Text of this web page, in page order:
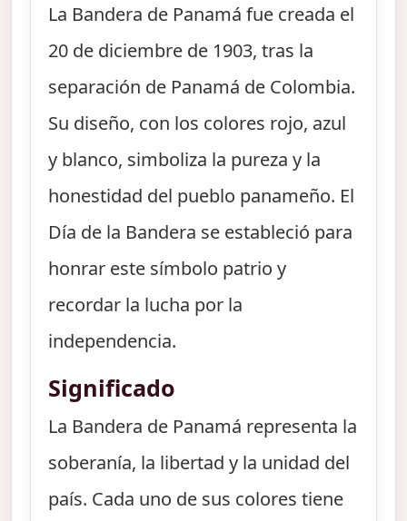
La Bandera de Panamá fue creada el
20 de diciembre de 1903, tras la
separación de Panamá de Colombia.
Su diseño, con los colores rojo, azul
y blanco, simboliza la pureza y la
honestidad del pueblo panameño. El
Día de la Bandera se estableció para
honrar este símbolo patrio y
recordar la lucha por la
independencia.
Significado
La Bandera de Panamá representa la
soberanía, la libertad y la unidad del
país. Cada uno de sus colores tiene